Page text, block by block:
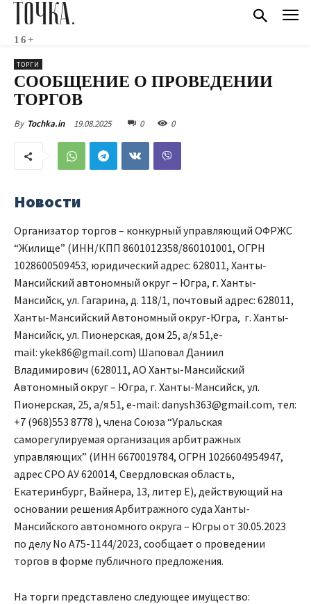
ТОЧКА.
16+
ТОРГИ
СООБЩЕНИЕ О ПРОВЕДЕНИИ
ТОРГОВ
By Tochka.in 19.08.2025 0 0
Новости
Организатор торгов – конкурный управляющий ОФРЖС
“Жилище” (ИНН/КПП 8601012358/860101001, ОГРН
1028600509453, юридический адрес: 628011, Ханты-
Мансийский автономный округ – Югра, г. Ханты-
Мансийск, ул. Гагарина, д. 118/1, почтовый адрес: 628011,
Ханты-Мансийский Автономный округ-Югра, г. Ханты-
Мансийск, ул. Пионерская, дом 25, а/я 51,e-
mail: ykek86@gmail.com) Шаповал Даниил
Владимирович (628011, АО Ханты-Мансийский
Автономный округ – Югра, г. Ханты-Мансийск, ул.
Пионерская, 25, а/я 51, e-mail: danysh363@gmail.com, тел:
+7 (968)553 8778 ), члена Союза “Уральская
саморегулируемая организация арбитражных
управляющих” (ИНН 6670019784, ОГРН 1026604954947,
адрес СРО АУ 620014, Свердловская область,
Екатеринбург, Вайнера, 13, литер Е), действующий на
основании решения Арбитражного суда Ханты-
Мансийского автономного округа – Югры от 30.05.2023
по делу No А75-1144/2023, сообщает о проведении
торгов в форме публичного предложения.
На торги представлено следующее имущество: